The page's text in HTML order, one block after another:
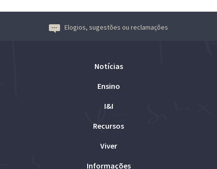
Elogios, sugestões ou reclamações
Notícias
Ensino
I&I
Recursos
Viver
Informações